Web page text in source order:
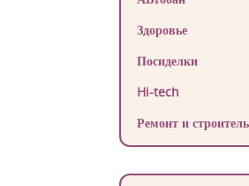
Здоровье
Посиделки
Hi-tech
Ремонт и